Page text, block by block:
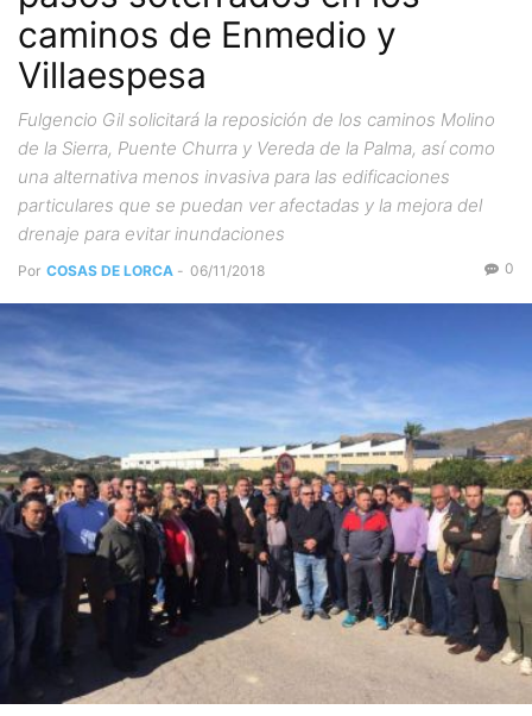
caminos de Enmedio y
Villaespesa
Fulgencio Gil solicitará la reposición de los caminos Molino
de la Sierra, Puente Churra y Vereda de la Palma, así como
una alternativa menos invasiva para las edificaciones
particulares que se puedan ver afectadas y la mejora del
drenaje para evitar inundaciones
Por COSAS DE LORCA - 06/11/2018 0